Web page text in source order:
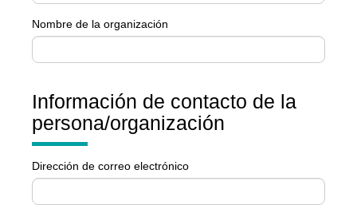
Nombre de la organización
Información de contacto de la
persona/organización
Dirección de correo electrónico